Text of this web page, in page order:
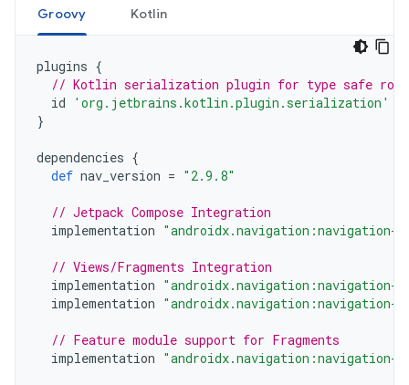
Groovy Kotlin
plugins {
// Kotlin serialization plugin for type safe
id
'org.jetbrains.kotlin.plugin.serialization'
}
dependencies {
def nav_version = "2.9.8"
// Jetpack Compose Integration
implementation "androidx.navigation:navigation-
// Views/Fragments Integration
implementation "androidx.navigation:navigation-
implementation "androidx.navigation:navigation-
// Feature module support for Fragments
implementation "androidx.navigation:navigation-